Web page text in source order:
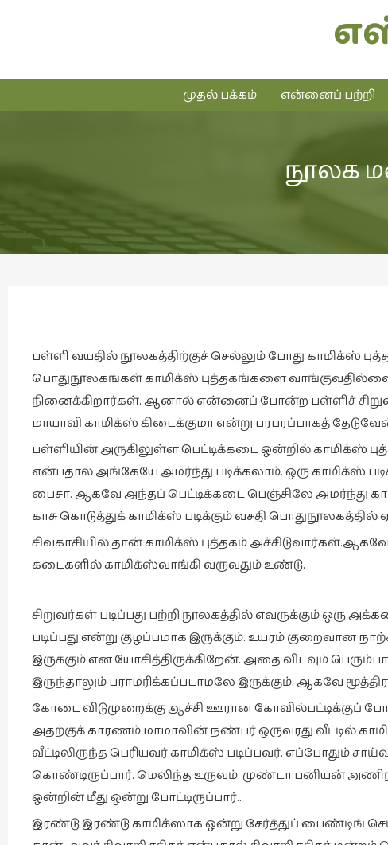
முதல் பக்கம் என்னைப் பற்றி
நூலக
பள்ளி வயதில் நூலகத்திற்குச் செல்லும் போது காமிக்ஸ்
பொதுநூலகங்கள் காமிக்ஸ் புத்தகங்களை
நினைக்கிறார்கள். ஆனால் என்னைப் போன்ற பள்ளிச்
மாயாவி காமிக்ஸ் கிடைக்குமா என்று பரபரப்பாகத்
பள்ளியின் அருகிலுள்ள பெட்டிக்கடை ஒன்றில் காமிக்ஸ்
என்பதால் அங்கேயே அமர்ந்து படிக்கலாம். ஒரு காமிக்ஸ்
பைசா. ஆகவே அந்தப் பெட்டிக்கடை பெஞ்சிலே அமர்ந்து
காசு கொடுத்துக் காமிக்ஸ் படிக்கும் வசதி
சிவகாசியில் தான் காமிக்ஸ் புத்தகம்
கடைகளில் காமிக்ஸ்வாங்கி வருவதும் உண்டு.
சிறுவர்கள் படிப்பது பற்றி நூலகத்தில் எவருக்கும் ஒரு
படிப்பது என்று குழப்பமாக இருக்கும். உயரம்
இருக்கும் என யோசித்திருக்கிறேன். அதை விடவும்
இருந்தாலும் பராமரிக்கப்படாமலே இருக்கும். ஆகவே
கோடை விடுமுறைக்கு ஆச்சி ஊரான கோவில்பட்டிக்குப்
அதற்குக் காரணம் மாமாவின் நண்பர் ஒருவரது வீட்டில்
வீட்டிலிருந்த பெரியவர் காமிக்ஸ் படிப்பவர். எப்போதும்
கொண்டிருப்பார். மெலிந்த உருவம். முண்டா பனியன்
ஒன்றின் மீது ஒன்று போட்டிருப்பார்..
இரண்டு இரண்டு காமிக்ஸாக ஒன்று சேர்த்துப் பைண்டிங்